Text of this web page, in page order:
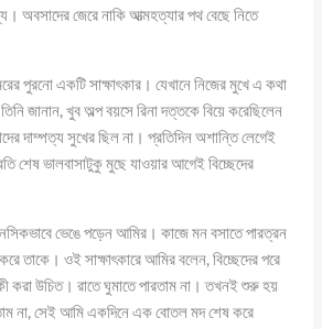
অবসাদের জেরে নাকি আত্মহত্যার পথ বেছে নিতে
পুরনো একটি সাক্ষাৎকার। যেখানে নিজের মুখে এ কথা
জানান, খুব অল্প বয়সে রিনা দত্তকে বিয়ে করেছিলেন
দাম্পত্য সুখের ছিল না। প্রতিদিন অশান্তি লেগেই
শেষ ভালবাসাটুকু মুছে যাওয়ার আগেই বিচ্ছেদের
ভেঙে পড়েন আমির। কাজে মন বসাতে পারত্রন
তাকে। ওই সাক্ষাৎকারে আমির বলেন, বিচ্ছেদের পরে
করা উচিত। রাতে ঘুমাতে পারতাম না। তখনই শুরু হয়
না, সেই আমি একদিনে এক বোতল মদ শেষ করে